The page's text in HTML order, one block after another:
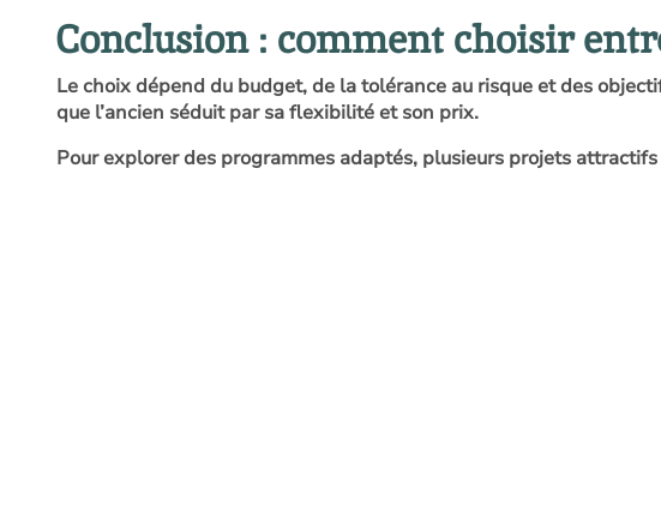
Conclusion : comment choisir
Le choix dépend du budget, de la tolérance au risque et des
que l’ancien séduit par sa flexibilité et son prix.
Pour explorer des programmes adaptés, plusieurs projets